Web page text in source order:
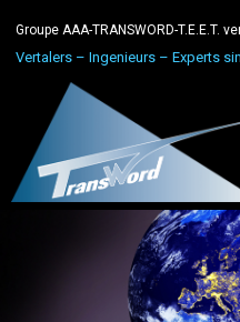
Groupe AAA-TRANSWORD-T.E.E.T.
Vertalers – Ingenieurs – Experts